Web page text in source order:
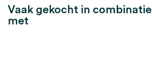
Vaak gekocht in combinatie
met